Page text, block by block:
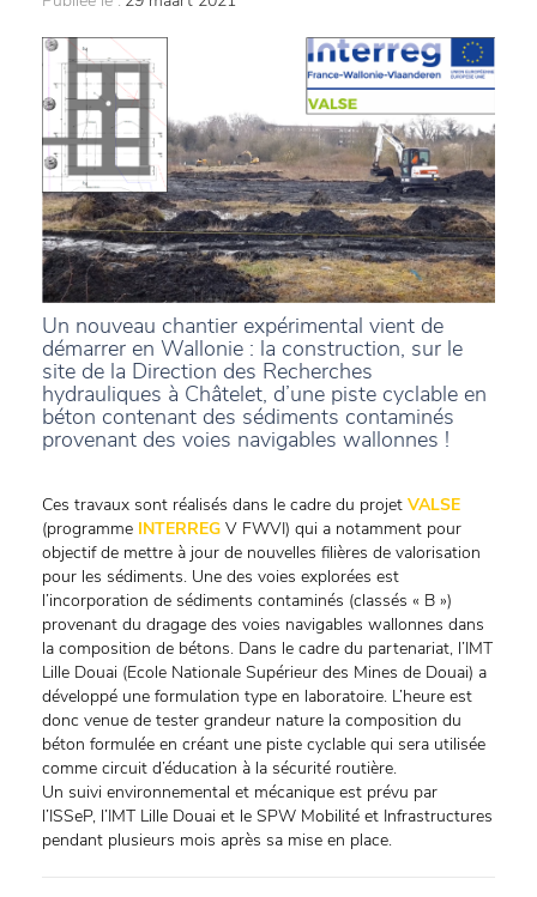
Un nouveau chantier expérimental vient de
démarrer en Wallonie : la construction, sur le
site de la Direction des Recherches
hydrauliques à Châtelet, d’une piste cyclable en
béton contenant des sédiments contaminés
provenant des voies navigables wallonnes !
Ces travaux sont réalisés dans le cadre du projet VALSE
(programme INTERREG V FWVI) qui a notamment pour
objectif de mettre à jour de nouvelles filières de valorisation
pour les sédiments. Une des voies explorées est
l’incorporation de sédiments contaminés (classés « B »)
provenant du dragage des voies navigables wallonnes dans
la composition de bétons. Dans le cadre du partenariat, l’IMT
Lille Douai (Ecole Nationale Supérieur des Mines de Douai) a
développé une formulation type en laboratoire. L’heure est
donc venue de tester grandeur nature la composition du
béton formulée en créant une piste cyclable qui sera utilisée
comme circuit d’éducation à la sécurité routière.
Un suivi environnemental et mécanique est prévu par
l’ISSeP, l’IMT Lille Douai et le SPW Mobilité et Infrastructures
pendant plusieurs mois après sa mise en place.